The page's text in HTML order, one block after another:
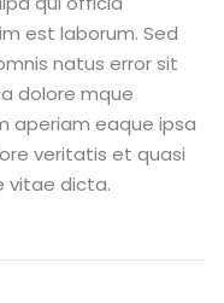
est laborum. Sed
natus error sit
dolore mque
aperiam eaque ipsa
veritatis et quasi
vitae dicta.